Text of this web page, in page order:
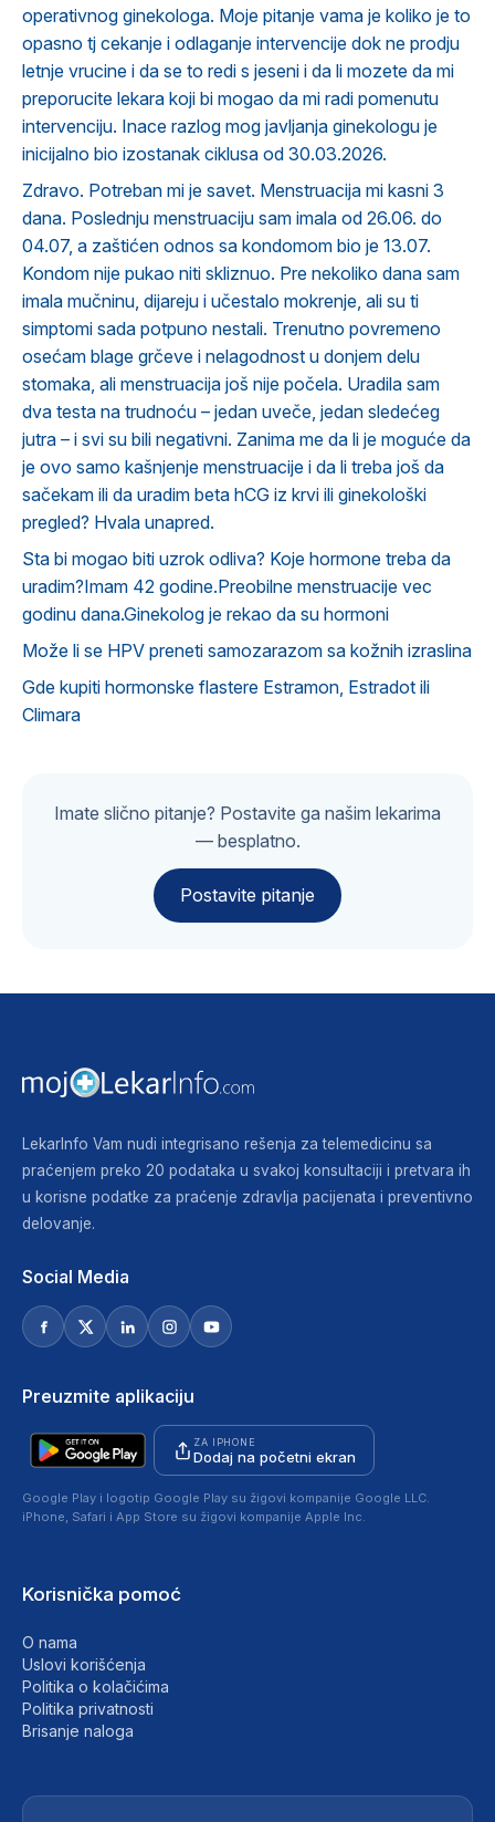
operativnog ginekologa. Moje pitanje vama je koliko je to
opasno tj cekanje i odlaganje intervencije dok ne prodju
letnje vrucine i da se to redi s jeseni i da li mozete da mi
preporucite lekara koji bi mogao da mi radi pomenutu
intervenciju. Inace razlog mog javljanja ginekologu je
inicijalno bio izostanak ciklusa od 30.03.2026.
Zdravo. Potreban mi je savet. Menstruacija mi kasni 3
dana. Poslednju menstruaciju sam imala od 26.06. do
04.07, a zaštićen odnos sa kondomom bio je 13.07.
Kondom nije pukao niti skliznuo. Pre nekoliko dana sam
imala mučninu, dijareju i učestalo mokrenje, ali su ti
simptomi sada potpuno nestali. Trenutno povremeno
osećam blage grčeve i nelagodnost u donjem delu
stomaka, ali menstruacija još nije počela. Uradila sam
dva testa na trudnoću – jedan uveče, jedan sledećeg
jutra – i svi su bili negativni. Zanima me da li je moguće da
je ovo samo kašnjenje menstruacije i da li treba još da
sačekam ili da uradim beta hCG iz krvi ili ginekološki
pregled? Hvala unapred.
Sta bi mogao biti uzrok odliva? Koje hormone treba da
uradim?Imam 42 godine.Preobilne menstruacije vec
godinu dana.Ginekolog je rekao da su hormoni
Može li se HPV preneti samozarazom sa kožnih izraslina
Gde kupiti hormonske flastere Estramon, Estradot ili
Climara
Imate slično pitanje? Postavite ga našim lekarima
— besplatno.
Postavite pitanje
LekarInfo Vam nudi integrisano rešenja za telemedicinu sa
praćenjem preko 20 podataka u svakoj konsultaciji i pretvara ih
u korisne podatke za praćenje zdravlja pacijenata i preventivno
delovanje.
Social Media
Preuzmite aplikaciju
ZA IPHONE
Dodaj na početni ekran
Google Play i logotip Google Play su žigovi kompanije Google LLC.
iPhone, Safari i App Store su žigovi kompanije Apple Inc.
Korisnička pomoć
O nama
Uslovi korišćenja
Politika o kolačićima
Politika privatnosti
Brisanje naloga